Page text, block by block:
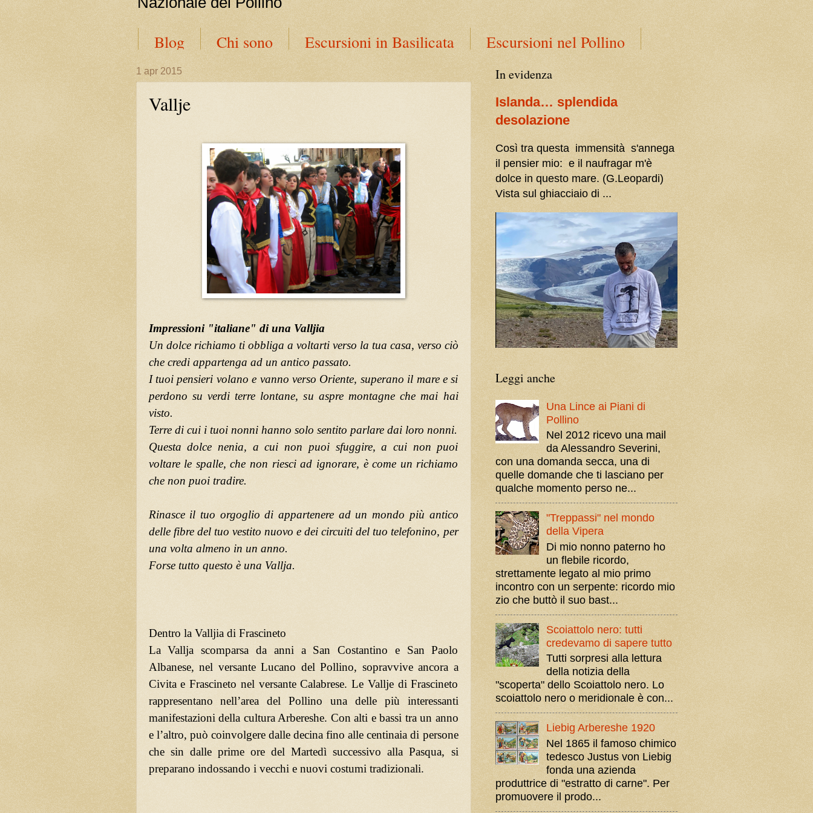
Blog Chi sono Escursioni in Basilicata Escursioni nel Pollino
1 apr 2015
Vallje
Impressioni "italiane" di una Valljia
Un dolce richiamo ti obbliga a voltarti verso la tua casa, verso ciò
che credi appartenga ad un antico passato.
I tuoi pensieri volano e vanno verso Oriente, superano il mare e si
perdono su verdi terre lontane, su aspre montagne che mai hai
visto.
Terre di cui i tuoi nonni hanno solo sentito parlare dai loro nonni.
Questa dolce nenia, a cui non puoi sfuggire, a cui non puoi
voltare le spalle, che non riesci ad ignorare, è come un richiamo
che non puoi tradire.
Rinasce il tuo orgoglio di appartenere ad un mondo più antico
delle fibre del tuo vestito nuovo e dei circuiti del tuo telefonino, per
una volta almeno in un anno.
Forse tutto questo è una Vallja.
Dentro la Valljia di Frascineto
La Vallja scomparsa da anni a San Costantino e San Paolo
Albanese, nel versante Lucano del Pollino, sopravvive ancora a
Civita e Frascineto nel versante Calabrese. Le Vallje di Frascineto
rappresentano nell’area del Pollino una delle più interessanti
manifestazioni della cultura Arbereshe. Con alti e bassi tra un anno
e l’altro, può coinvolgere dalle decina fino alle centinaia di persone
che sin dalle prime ore del Martedì successivo alla Pasqua, si
preparano indossando i vecchi e nuovi costumi tradizionali.
In evidenza
Islanda… splendida
desolazione
Così tra questa immensità s'annega
il pensier mio: e il naufragar m'è
dolce in questo mare. (G.Leopardi)
Vista sul ghiacciaio di ...
Leggi anche
Una Lince ai Piani di
Pollino
Nel 2012 ricevo una mail
da Alessandro Severini,
con una domanda secca, una di
quelle domande che ti lasciano per
qualche momento perso ne...
"Treppassi" nel mondo
della Vipera
Di mio nonno paterno ho
un flebile ricordo,
strettamente legato al mio primo
incontro con un serpente: ricordo mio
zio che buttò il suo bast...
Scoiattolo nero: tutti
credevamo di sapere tutto
Tutti sorpresi alla lettura
della notizia della
"scoperta" dello Scoiattolo nero. Lo
scoiattolo nero o meridionale è con...
Liebig Arbereshe 1920
Nel 1865 il famoso chimico
tedesco Justus von Liebig
fonda una azienda
produttrice di "estratto di carne". Per
promuovere il prodo...